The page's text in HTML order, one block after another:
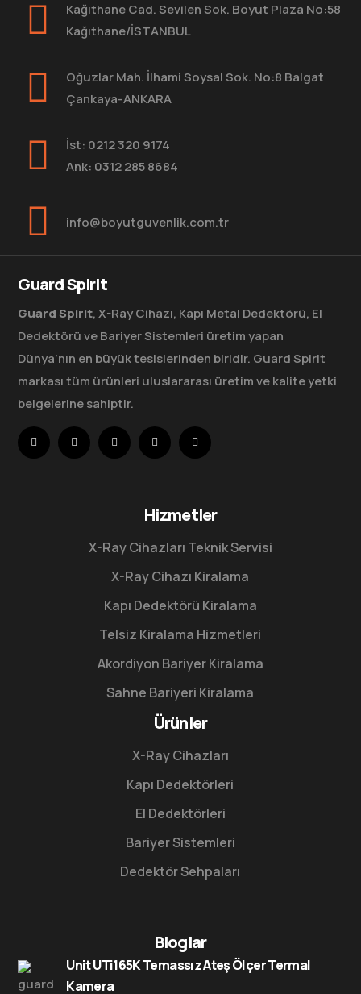
Kağıthane Cad. Sevilen Sok. Boyut Plaza No:58
Kağıthane/İSTANBUL
Oğuzlar Mah. İlhami Soysal Sok. No:8 Balgat
Çankaya-ANKARA
İst: 0212 320 9174
Ank: 0312 285 8684
info@boyutguvenlik.com.tr
Guard Spirit
Guard Spirit, X-Ray Cihazı, Kapı Metal Dedektörü, El
Dedektörü ve Bariyer Sistemleri üretim yapan
Dünya’nın en büyük tesislerinden biridir. Guard Spirit
markası tüm ürünleri uluslararası üretim ve kalite yetki
belgelerine sahiptir.
Hizmetler
X-Ray Cihazları Teknik Servisi
X-Ray Cihazı Kiralama
Kapı Dedektörü Kiralama
Telsiz Kiralama Hizmetleri
Akordiyon Bariyer Kiralama
Sahne Bariyeri Kiralama
Ürünler
X-Ray Cihazları
Kapı Dedektörleri
El Dedektörleri
Bariyer Sistemleri
Dedektör Sehpaları
Bloglar
Unit UTi165K Temassız Ateş Ölçer Termal
Kamera